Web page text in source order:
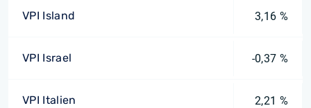
VPI Island 3,16 %
VPI Israel -0,37 %
VPI Italien 2,21 %